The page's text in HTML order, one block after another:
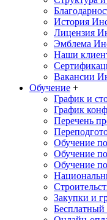
История
Лицензия
Эмблема
Наши
Вакансии
Обучение +
График и
График
Перечень
Обучение
Обучение
Обучение
Закупки и
Бесплатный